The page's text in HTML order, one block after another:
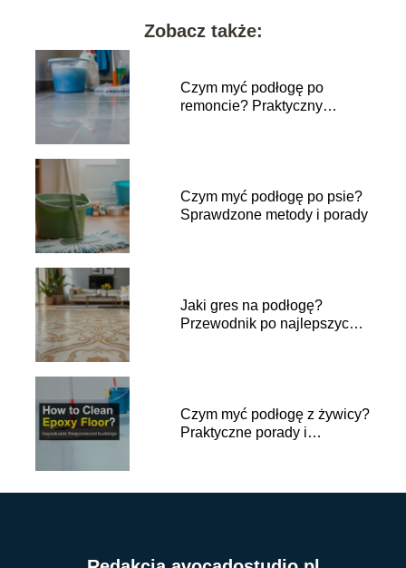
Zobacz także:
Czym myć podłogę po
remoncie? Praktyczny
Czym myć podłogę po psie?
Sprawdzone metody i porady
Jaki gres na podłogę?
Przewodnik po najlepszych
Czym myć podłogę z żywicy?
Praktyczne porady i